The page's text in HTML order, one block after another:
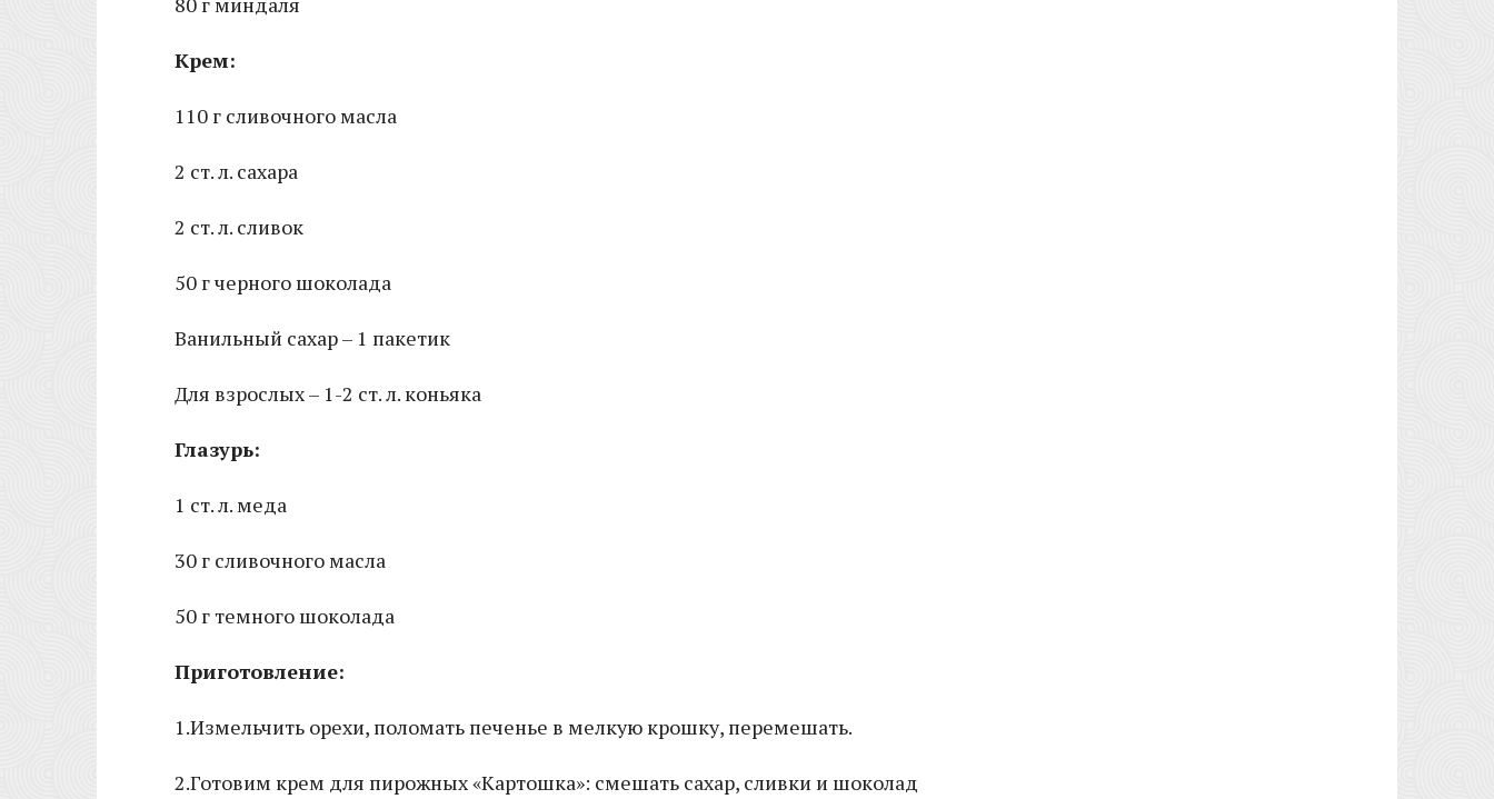
Крем:
110 г сливочного масла
2 ст. л. сахара
2 ст. л. сливок
50 г черного шоколада
Ванильный сахар – 1 пакетик
Для взрослых – 1-2 ст. л. коньяка
Глазурь:
1 ст. л. меда
30 г сливочного масла
50 г темного шоколада
Приготовление:
1.Измельчить орехи, поломать печенье в мелкую крошку, перемешать.
2.Готовим крем для пирожных «Картошка»: смешать сахар, сливки и шоколад